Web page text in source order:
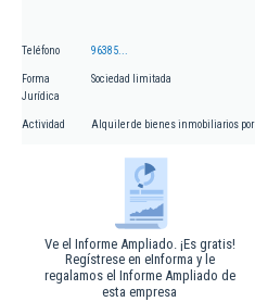
Teléfono 96385...
Forma
Jurídica
Sociedad limitada
Actividad Alquiler de bienes inmobiliarios por
Ve el Informe Ampliado. ¡Es gratis!
Regístrese en eInforma y le
regalamos el Informe Ampliado de
esta empresa